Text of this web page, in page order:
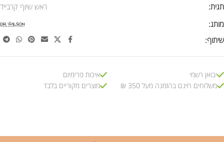
תגית:
ראש שיוף קרבייד
מותג:
שיתוף:
יבואן רשמי
משלוחים חינם בהזמנה מעל 350 ₪
איכות פרימיום
מוצרים מקוריים בלבד